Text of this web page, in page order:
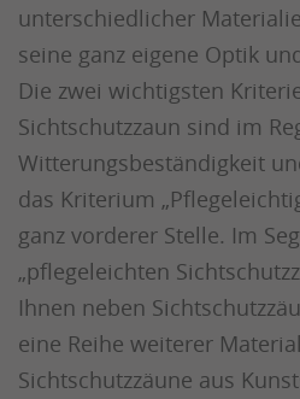
unterschiedlicher
seine ganz eigene Optik
Die zwei wichtigsten
Sichtschutzzaun sind im
Witterungsbeständigkeit
das Kriterium
ganz vorderer Stelle. Im
„pflegeleichten
Ihnen neben
eine Reihe weiterer
Sichtschutzzäune aus